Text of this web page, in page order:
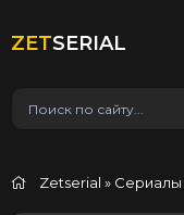
ZETSERIAL
Zetserial » Сериалы